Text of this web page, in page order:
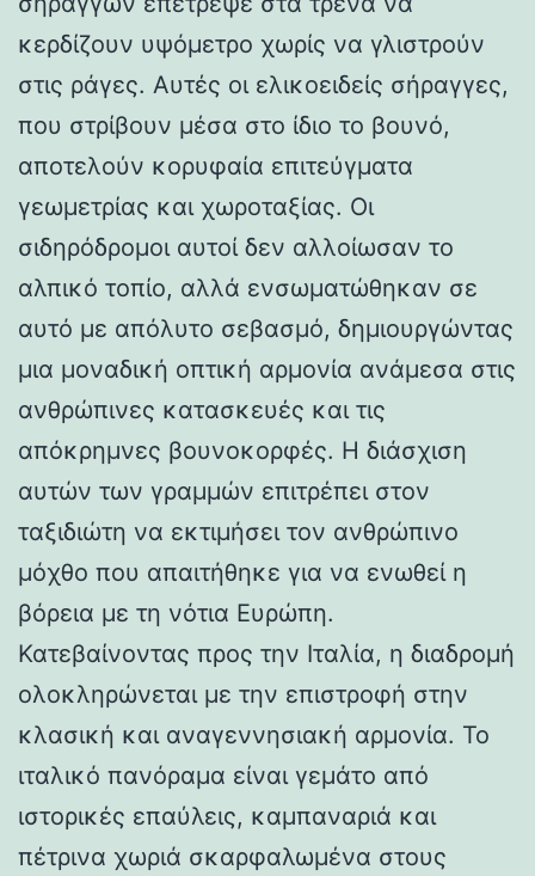
κερδίζουν υψόμετρο χωρίς να γλιστρούν
στις ράγες. Αυτές οι ελικοειδείς σήραγγες,
που στρίβουν μέσα στο ίδιο το βουνό,
αποτελούν κορυφαία επιτεύγματα
γεωμετρίας και χωροταξίας. Οι
σιδηρόδρομοι αυτοί δεν αλλοίωσαν το
αλπικό τοπίο, αλλά ενσωματώθηκαν σε
αυτό με απόλυτο σεβασμό, δημιουργώντας
μια μοναδική οπτική αρμονία ανάμεσα στις
ανθρώπινες κατασκευές και τις
απόκρημνες βουνοκορφές. Η διάσχιση
αυτών των γραμμών επιτρέπει στον
ταξιδιώτη να εκτιμήσει τον ανθρώπινο
μόχθο που απαιτήθηκε για να ενωθεί η
βόρεια με τη νότια Ευρώπη.
Κατεβαίνοντας προς την Ιταλία, η διαδρομή
ολοκληρώνεται με την επιστροφή στην
κλασική και αναγεννησιακή αρμονία. Το
ιταλικό πανόραμα είναι γεμάτο από
ιστορικές επαύλεις, καμπαναριά και
πέτρινα χωριά σκαρφαλωμένα στους